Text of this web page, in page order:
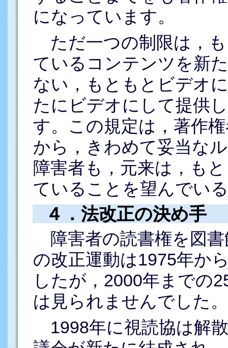
になっています。
ただ一つの制限は，
ているコンテンツを新
ない，もともとビデオ
たにビデオにして提供
す。この規定は，著作
から，きわめて妥当な
障害者も，元来は，も
ていることを望んでい
４．法改正の決め手
障害者の読書権を図
の改正運動は1975年か
したが，2000年までの
は見られませんでした。
1998年に視読協は解